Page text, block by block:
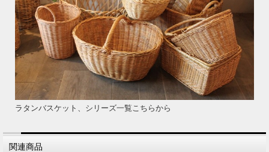
ラタンバスケット、シリーズ一覧こちらから
関連商品